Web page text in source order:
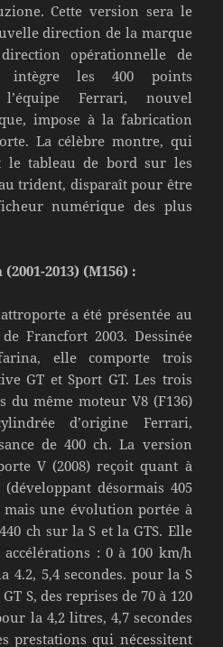
Cette version sera le
direction de la marque
opérationnelle de
intègre les 400 points
Ferrari, nouvel
impose à la fabrication
La célèbre montre, qui
le tableau de bord sur les
trident, disparaît pour être
numérique des plus
2013) (M156) :
a été présentée au
Francfort 2003. Dessinée
elle comporte trois
GT et Sport GT. Les trois
du même moteur V8 (F136)
d’origine Ferrari,
de 400 ch. La version
V (2008) reçoit quant à
désormais 405
une évolution portée à
ch sur la S et la GTS. Elle
: 0 à 100 km/h
4.2, 5,4 secondes. pour la S
S, des reprises de 70 à 120
la 4,2 litres, 4,7 secondes
prestations qui nécessitent